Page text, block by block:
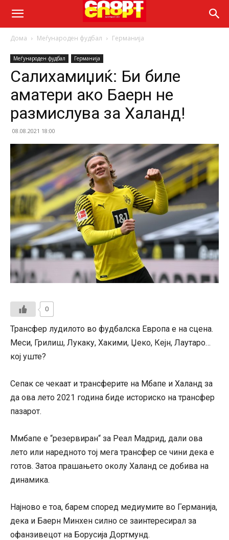
Дома Меѓународен фудбал Германија
Меѓународен фудбал Германија
Салихамиџиќ: Би биле
аматери ако Баерн не
размислува за Халанд!
08.08.2021 18:00
0
Трансфер лудилото во фудбалска Европа е на сцена.
Меси, Грилиш, Лукаку, Хакими, Џеко, Кејн, Лаутаро…
кој уште?
Сепак се чекаат и трансферите на Мбапе и Халанд за
да ова лето 2021 година биде историско на трансфер
пазарот.
Ммбапе е “резервиран“ за Реал Мадрид, дали ова
лето или наредното тој мега трансфер се чини дека е
готов. Затоа прашањето околу Халанд се добива на
динамика.
Најново е тоа, барем според медиумите во Германија,
дека и Баерн Минхен силно се заинтересирал за
офанзивецот на Борусија Дортмунд.